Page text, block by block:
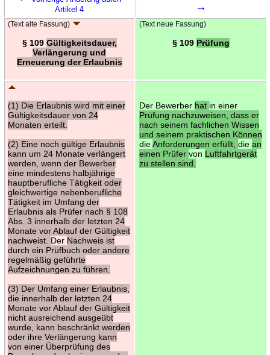
Artikel 4
→
(Text alte Fassung)
§ 109 Gültigkeitsdauer,
Verlängerung und
Erneuerung der Erlaubnis
(Text neue Fassung)
§ 109 Prüfung
(1) Die Erlaubnis wird mit einer
Gültigkeitsdauer von 24
Monaten erteilt.
(2) Eine noch gültige Erlaubnis
kann um 24 Monate verlängert
werden, wenn der Bewerber
eine mindestens halbjährige
hauptberufliche Tätigkeit oder
gleichwertige nebenberufliche
Tätigkeit im Umfang der
Erlaubnis als Prüfer nach § 108
Abs. 3 innerhalb der letzten 24
Monate vor Ablauf der Gültigkeit
nachweist. Der Nachweis ist
durch ein Prüfbuch oder andere
regelmäßig geführte
Aufzeichnungen zu führen.
(3) Der Umfang einer Erlaubnis,
die innerhalb der letzten 24
Monate vor Ablauf der Gültigkeit
nicht ausreichend ausgeübt
wurde, kann beschränkt werden
oder ihre Verlängerung kann
von einer Überprüfung des
Der Bewerber hat in einer
Prüfung nachzuweisen, dass er
nach seinem fachlichen Wissen
und seinem praktischen Können
dieAnforderungen erfüllt, die an
einen Prüfer von Luftfahrtgerät
zu stellen sind.